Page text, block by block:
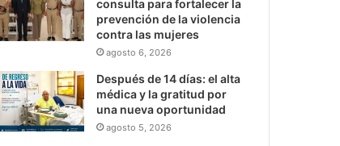
consulta para fortalecer la
prevención de la violencia
contra las mujeres
agosto 6, 2026
Después de 14 días: el alta
médica y la gratitud por
una nueva oportunidad
agosto 5, 2026